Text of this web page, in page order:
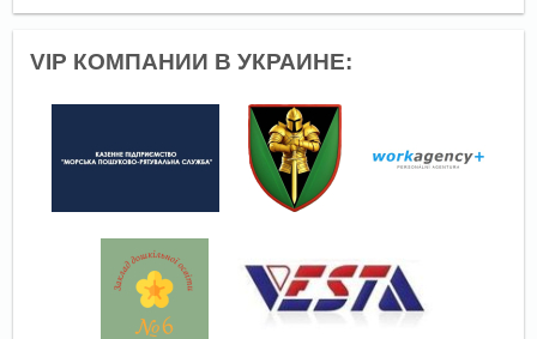
VIP КОМПАНИИ В УКРАИНЕ: